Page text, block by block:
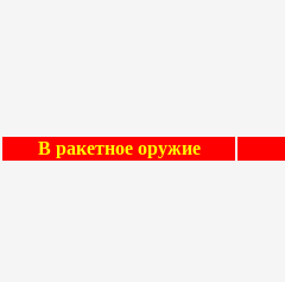
В ракетное оружие